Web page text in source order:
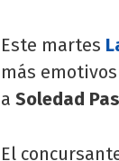
Este martes
más
a Soledad
El